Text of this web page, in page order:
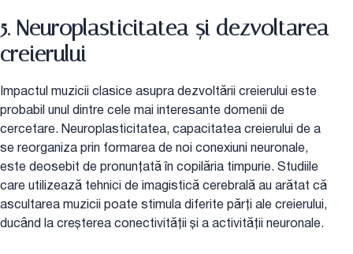
5. Neuroplasticitatea și dezvoltarea
creierului
Impactul muzicii clasice asupra dezvoltării creierului este
probabil unul dintre cele mai interesante domenii de
cercetare. Neuroplasticitatea, capacitatea creierului de a
se reorganiza prin formarea de noi conexiuni neuronale,
este deosebit de pronunțată în copilăria timpurie. Studiile
care utilizează tehnici de imagistică cerebrală au arătat că
ascultarea muzicii poate stimula diferite părți ale creierului,
ducând la creșterea conectivității și a activității neuronale.